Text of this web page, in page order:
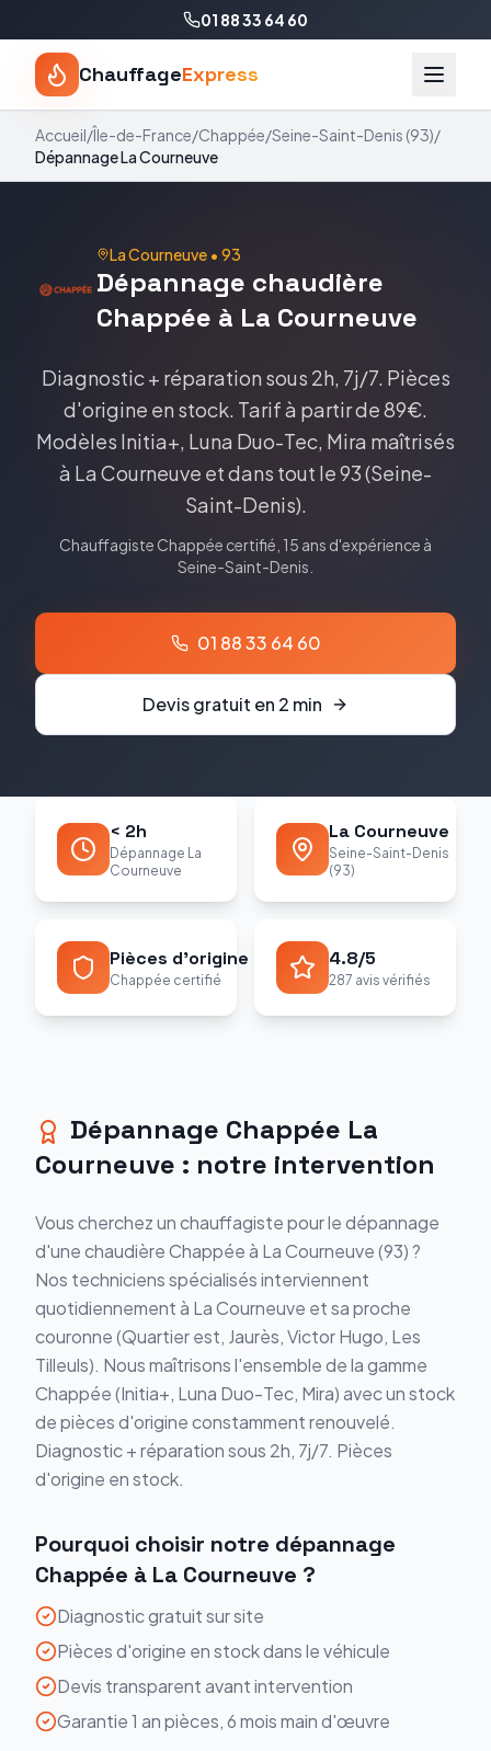
01 88 33 64 60
ChauffageExpress
Accueil/Île-de-France/Chappée/Seine-Saint-Denis (93)/
DépannageLa Courneuve
La Courneuve • 93
Dépannage chaudière
Chappée à La Courneuve
Diagnostic + réparation sous 2h, 7j/7. Pièces
d'origine en stock. Tarifà partir de 89€.
Modèles Initia+, Luna Duo-Tec, Mira maîtrisés
à La Courneuve et dans tout le93(Seine-
Saint-Denis).
Chauffagiste Chappée certifié, 15 ans d'expérience à
Seine-Saint-Denis
01 88 33 64 60
Devis gratuit en 2 min
< 2h
Dépannage La
Courneuve
La Courneuve
Seine-Saint-Denis
(93)
Pièces d'origine
Chappée certifié
4.8/5
287 avis vérifiés
Dépannage Chappée La
Courneuve : notre intervention
Vous cherchez un chauffagiste pour ledépannage
d'une chaudièreChappéeà La Courneuve(93) ?
Nos techniciens spécialisés interviennent
quotidiennement à La Courneuve et sa proche
couronne (Quartier est, Jaurès, Victor Hugo, Les
Tilleuls). Nous maîtrisons l'ensemble de la gamme
Chappée(Initia+, Luna Duo-Tec, Mira) avec un stock
de pièces d'origine constamment renouvelé.
Diagnostic + réparation sous 2h, 7j/7. Pièces
d'origine en stock.
Pourquoi choisir notre dépannage
Chappée à La Courneuve ?
Diagnostic gratuit sur site
Pièces d'origine en stock dans le véhicule
Devis transparent avant intervention
Garantie 1 an pièces, 6 mois main d'œuvre